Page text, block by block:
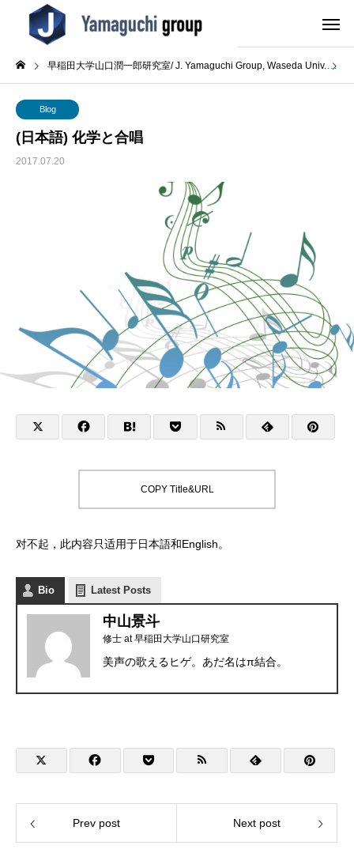
早稲田大学山口潤一郎研究室/ J. Yamaguchi Group, Waseda Univ.
Blog
(日本語) 化学と合唱
2017.07.20
COPY Title&URL
对不起，此内容只适用于日本語和English。
Bio Latest Posts
中山景斗
修士 at早稲田大学山口研究室
美声の歌えるヒゲ。あだ名はπ結合。
Prev post Next post